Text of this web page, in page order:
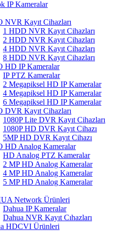
IP Kameralar
NVR Kayıt Cihazları
1 HDD NVR Kayıt Cihazları
2 HDD NVR Kayıt Cihazları
4 HDD NVR Kayıt Cihazları
8 HDD NVR Kayıt Cihazları
HD IP Kameralar
IP PTZ Kameralar
2 Megapiksel HD IP Kameralar
4 Megapiksel HD IP Kameralar
6 Megapiksel HD IP Kameralar
DVR Kayıt Cihazları
1080P Lite DVR Kayıt Cihazları
1080P HD DVR Kayıt Cihazı
5MP HD DVR Kayıt Cihazı
HD Analog Kameralar
HD Analog PTZ Kameralar
2 MP HD Analog Kameralar
4 MP HD Analog Kameralar
5 MP HD Analog Kameralar
Network Ürünleri
Dahua IP Kameralar
Dahua NVR Kayıt Cıhazları
HDCVI Ürünleri